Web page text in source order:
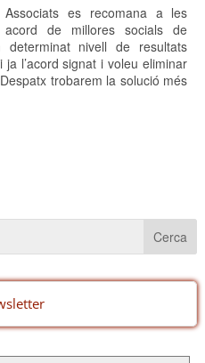
es recomana a les
de millores socials de
nivell de resultats
l’acord signat i voleu eliminar
trobarem la solució més